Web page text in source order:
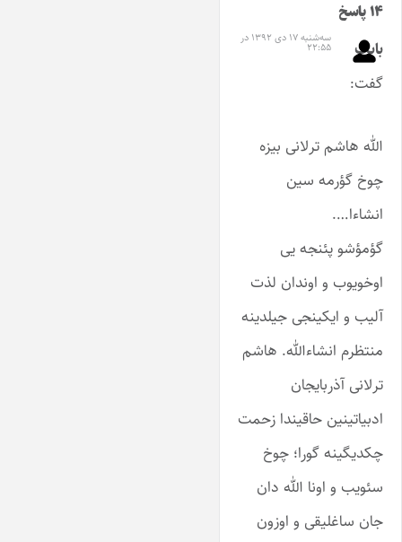
۱۴ پاسخ
بابک
گفت:
سه‌شنبه ۱۷ دی ۱۳۹۲ در
۲۲:۵۵
الله هاشم ترلانی بیزه
چوخ گؤرمه سین
انشاءا….
گؤمؤشو پئنجه یی
اوخویوب و اوندان لذت
آلیب و ایکینجی جیلدینه
منتظرم انشاءالله. هاشم
ترلانی آذربایجان
ادبیاتینین حاقیندا زحمت
چکدیگینه گورا؛ چوخ
سئویب و اونا الله دان
جان ساغلیقی و اوزون